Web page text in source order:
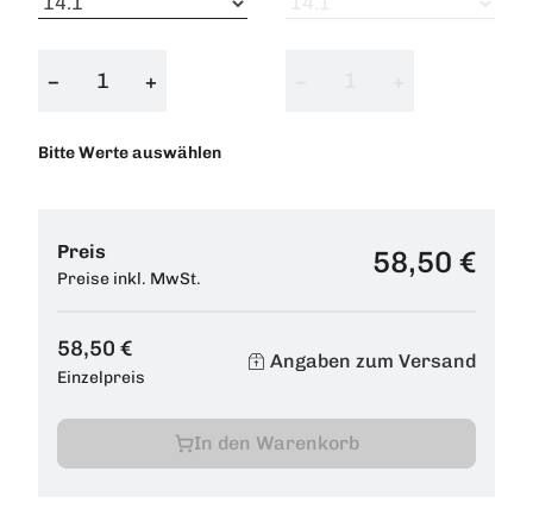
− +
Bitte Werte auswählen
Preis
Preise inkl. MwSt. 58,50 €
58,50 €
Einzelpreis
Angaben zum Versand
In den Warenkorb